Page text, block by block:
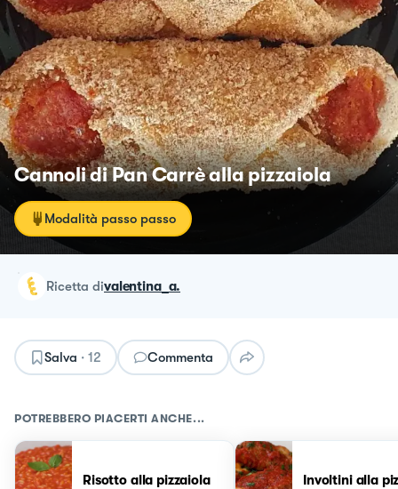
Cannoli di Pan Carrè alla pizzaiola
Modalità passo passo
ricetta divalentina_a.
Salva · 12 Commenta
POTREBBERO PIACERTI ANCHE...
Risotto alla pizzaiola Involtini alla